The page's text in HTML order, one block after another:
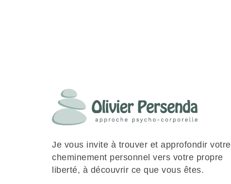
Je vous invite à trouver et approfondir votre
cheminement personnel vers votre propre
liberté, à découvrir ce que vous êtes.